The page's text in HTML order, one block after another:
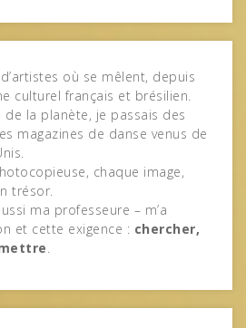
où se mêlent, depuis
culturel français et brésilien.
de la planète, je passais des
magazines de danse venus de
chaque image,
trésor.
ma professeure – m’a
et cette exigence : chercher,
.